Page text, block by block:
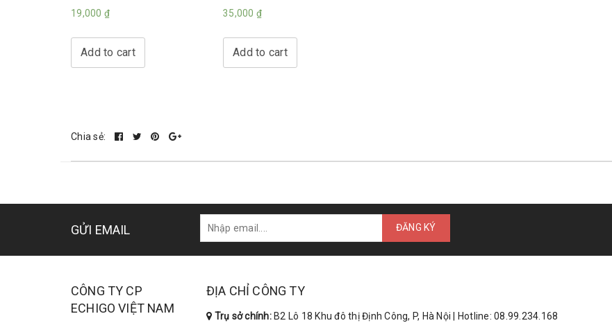
19,000 ₫
Add to cart
35,000 ₫
Add to cart
Chia sẻ:
GỬI EMAIL
CÔNG TY CP
ECHIGO VIỆT NAM
ĐỊA CHỈ CÔNG TY
Trụ sở chính:B2 Lô 18 Khu đô thị Định Công, P, Hà Nội | Hotline: 08.99.234.168